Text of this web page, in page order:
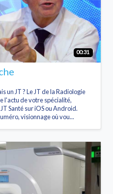
00:31
un JT ? Le JT de la Radiologie
l'actu de votre spécialité,
Santé sur iOS ou Android.
visionnage où vou...